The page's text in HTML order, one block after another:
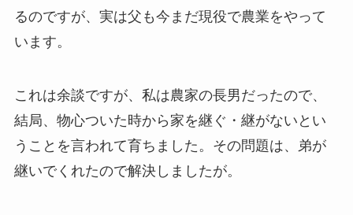
るのですが、実は父も今まだ現役で農業をやって
います。
これは余談ですが、私は農家の長男だったので、
結局、物心ついた時から家を継ぐ・継がないとい
うことを言われて育ちました。その問題は、弟が
継いでくれたので解決しましたが。